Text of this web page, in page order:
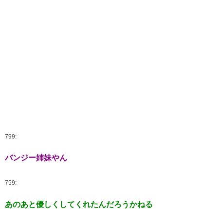
799:
バンジー姉妹やん
759:
あのあと優しくしてくれたんだろうかねる